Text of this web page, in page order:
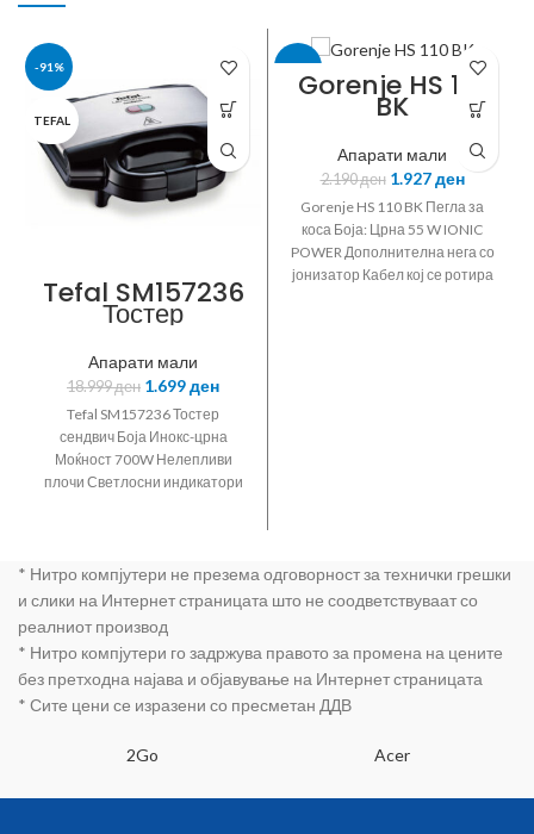
-91%
TEFAL
Tefal SM157236
Тостер
Апарати мали
18.999ден 1.699ден
Tefal SM157236 Тостер
сендвич Боја Инокс-црна
Моќност 700W Нелепливи
плочи Светлосни индикатори
-12%Gorenje HS 110
BK
Апарати мали
2.190ден 1.927ден
Gorenje HS 110 BK Пегла за
коса Боја: Црна 55 W IONIC
POWER Дополнителна нега со
јонизатор Кабел кој се ротира
* Нитро компјутери не презема одговорност за технички грешки
и слики на Интернет страницата што не соодветствуваат со
реалниот производ
* Нитро компјутери го задржува правото за промена на цените
без претходна најава и објавување на Интернет страницата
* Сите цени се изразени со пресметан ДДВ
2Go Acer